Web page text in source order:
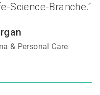
Science-Branche.“
& Personal Care